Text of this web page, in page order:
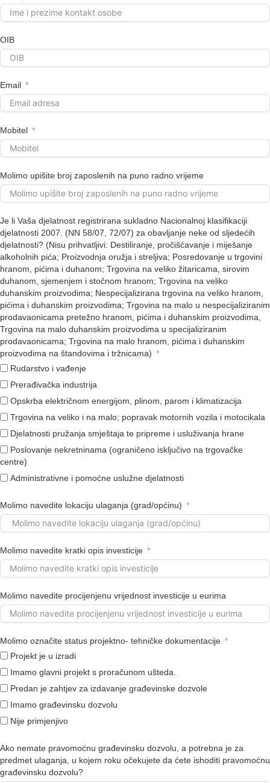
OIB
Email
Mobitel
Molimo upišite broj zaposlenih na puno radno vrijeme
Je li Vaša djelatnost registrirana sukladno Nacionalnoj klasifikaciji
djelatnosti 2007. (NN 58/07, 72/07) za obavljanje neke od sljedećih
djelatnosti? (Nisu prihvatljivi: Destiliranje, pročišćavanje i miješanje
alkoholnih pića; Proizvodnja oružja i streljiva; Posredovanje u trgovini
hranom, pićima i duhanom; Trgovina na veliko žitaricama, sirovim
duhanom, sjemenjem i stočnom hranom; Trgovina na veliko
duhanskim proizvodima; Nespecijalizirana trgovina na veliko hranom,
pićima i duhanskim proizvodima; Trgovina na malo u nespecijaliziranim
prodavaonicama pretežno hranom, pićima i duhanskim proizvodima,
Trgovina na malo duhanskim proizvodima u specijaliziranim
prodavaonicama; Trgovina na malo hranom, pićima i duhanskim
proizvodima na štandovima i tržnicama)
Rudarstvo i vađenje
Prerađivačka industrija
Opskrba električnom energijom, plinom, parom i klimatizacija
Trgovina na veliko i na malo; popravak motornih vozila i motocikala
Djelatnosti pružanja smještaja te pripreme i usluživanja hrane
Poslovanje nekretninama (ograničeno isključivo na trgovačke
centre)
Administrativne i pomoćne uslužne djelatnosti
Molimo navedite lokaciju ulaganja (grad/općinu)
Molimo navedite kratki opis investicije
Molimo navedite procijenjenu vrijednost investicije u eurima
Molimo označite status projektno- tehničke dokumentacije
Projekt je u izradi
Imamo glavni projekt s proračunom ušteda.
Predan je zahtjev za izdavanje građevinske dozvole
Imamo građevinsku dozvolu
Nije primjenjivo
Ako nemate pravomoćnu građevinsku dozvolu, a potrebna je za
predmet ulaganja, u kojem roku očekujete da ćete ishoditi pravomoćnu
građevinsku dozvolu?